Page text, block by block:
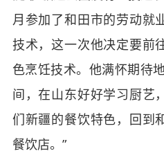
月参加了和田市的劳动就
技术，这一次他决定要前
色烹饪技术。他满怀期待
间，在山东好好学习厨艺
们新疆的餐饮特色，回到
餐饮店。”